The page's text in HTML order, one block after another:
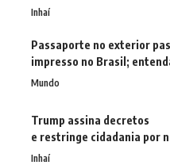
Inhaí
Passaporte no exterior
impresso no Brasil;
Mundo
Trump assina decretos
e restringe cidadania por
Inhaí